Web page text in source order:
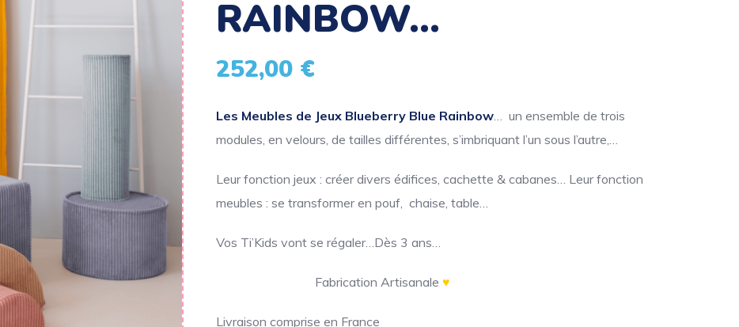
RAINBOW…
252,00 €
Les Meubles de Jeux Blueberry Blue Rainbow… un ensemble de trois
modules, en velours, de tailles différentes, s’imbriquant l’un sous l’autre,…
Leur fonction jeux : créer divers édifices, cachette & cabanes… Leur fonction
meubles : se transformer en pouf, chaise, table…
Vos Ti’Kids vont se régaler…Dès 3 ans…
Fabrication Artisanale♥
Livraison comprise en France